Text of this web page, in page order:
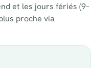
et les jours fériés (9–
proche via